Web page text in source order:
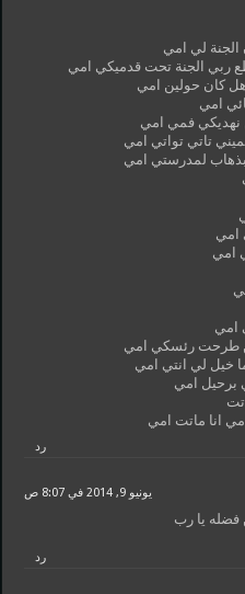
الجنة لي امي
ربي الجنة تحت قدميكي امي
كان حولين امي
امي
فمي امي
تاتي تواتي امي
لمدرستي امي
امي
امي
امي
طرحت رئسكي امي
خيل لي انتي امي
برحيل امي
انا ماتت امي
رد
يونيو 9, 2014 في 8:07 ص
فضله يا رب
رد